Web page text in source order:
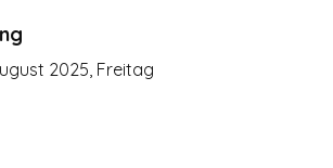
2025, Freitag